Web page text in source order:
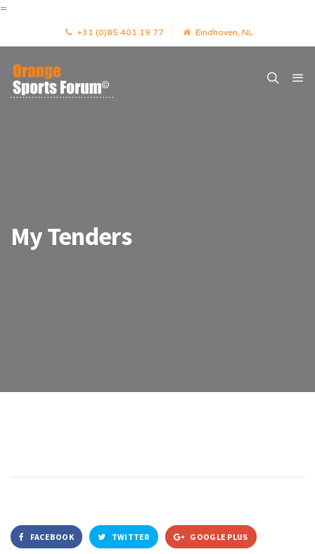
=
+31 (0)85 401 19 77 Eindhoven, NL
My Tenders
FACEBOOK TWITTER GOOGLE PLUS